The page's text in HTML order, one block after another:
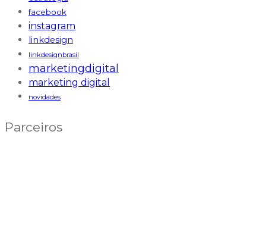
facebook
instagram
linkdesign
linkdesignbrasil
marketingdigital
marketing digital
novidades
Parceiros